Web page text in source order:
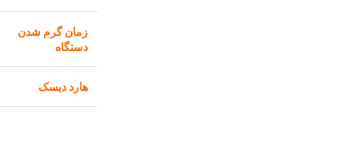
زمان گرم شدن
دستگاه
هارد دیسک